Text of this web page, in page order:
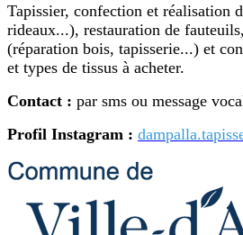
Tapissier, confection et réalisation
rideaux...), restauration de
(réparation bois, tapisserie...) et
et types de tissus à acheter.
Contact : par sms ou message
Profil Instagram :